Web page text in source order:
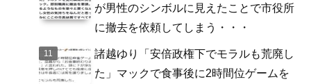
が男性のシンボルに見えたことで市役所
に撤去を依頼してしまう・・・
諸越ゆり「安倍政権下でモラルも荒廃し
た」マックで食事後に2時間位ゲームを